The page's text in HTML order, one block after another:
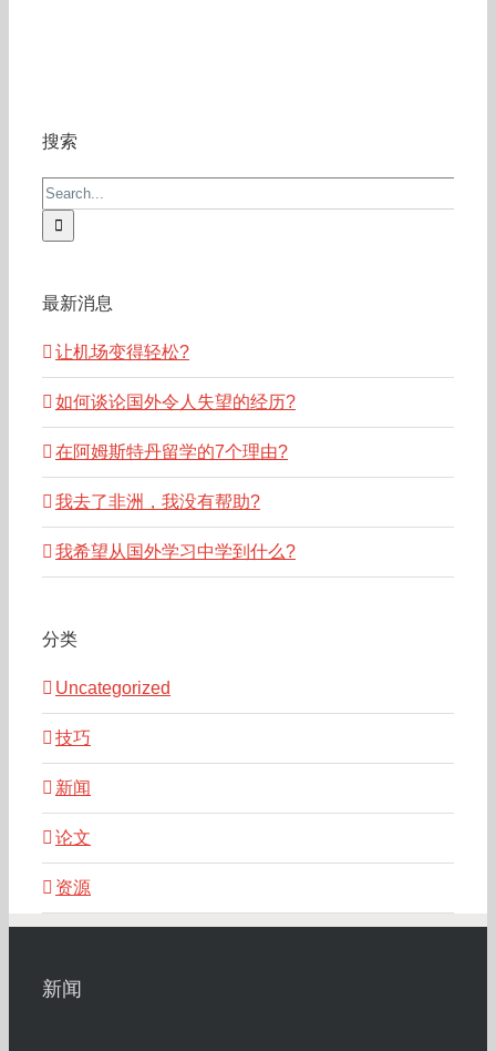
搜索
Search
for:
最新消息
让机场变得轻松?
如何谈论国外令人失望的经历?
在阿姆斯特丹留学的7个理由?
我去了非洲，我没有帮助?
我希望从国外学习中学到什么?
分类
Uncategorized
技巧
新闻
论文
资源
新闻